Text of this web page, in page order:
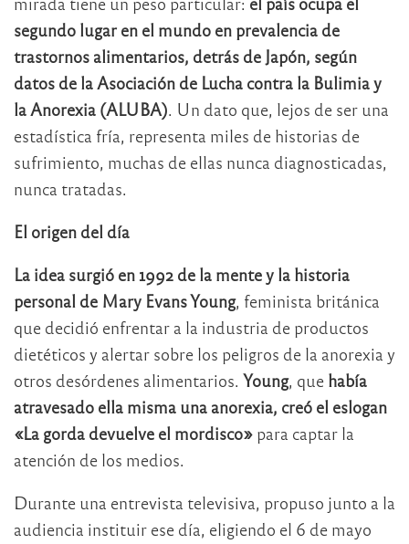
segundo lugar en el mundo en prevalencia de
trastornos alimentarios, detrás de Japón, según
datos de la Asociación de Lucha contra la Bulimia y
la Anorexia (ALUBA). Un dato que, lejos de ser una
estadística fría, representa miles de historias de
sufrimiento, muchas de ellas nunca diagnosticadas,
nunca tratadas.
El origen del día
La idea surgió en 1992 de la mente y la historia
personal de Mary Evans Young, feminista británica
que decidió enfrentar a la industria de productos
dietéticos y alertar sobre los peligros de la anorexia y
otros desórdenes alimentarios. Young, que había
atravesado ella misma una anorexia, creó el eslogan
«La gorda devuelve el mordisco» para captar la
atención de los medios.
Durante una entrevista televisiva, propuso junto a la
audiencia instituir ese día, eligiendo el 6 de mayo